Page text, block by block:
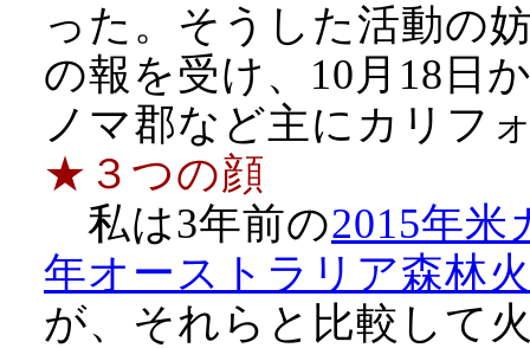
った。そうした活動の
の報を受け、10月18日
ノマ郡など主にカリフ
★３つの顔
私は3年前の2015年
年オーストラリア森林
が、それらと比較して